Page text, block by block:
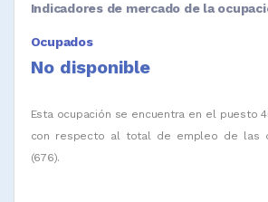
Indicadores de mercado de la
Ocupados
No disponible
Esta ocupación se encuentra en el puesto
con respecto al total de empleo de las
(676).